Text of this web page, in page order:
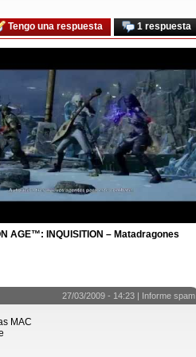
1 respuesta
Tengo una respuesta
AGE™: INQUISITION – Matadragones
27/03/2009 - 14:23 | Informe spam
MAC